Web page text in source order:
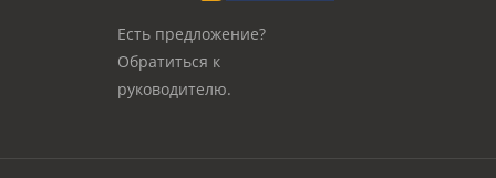
Есть предложение?
Обратиться к
руководителю.